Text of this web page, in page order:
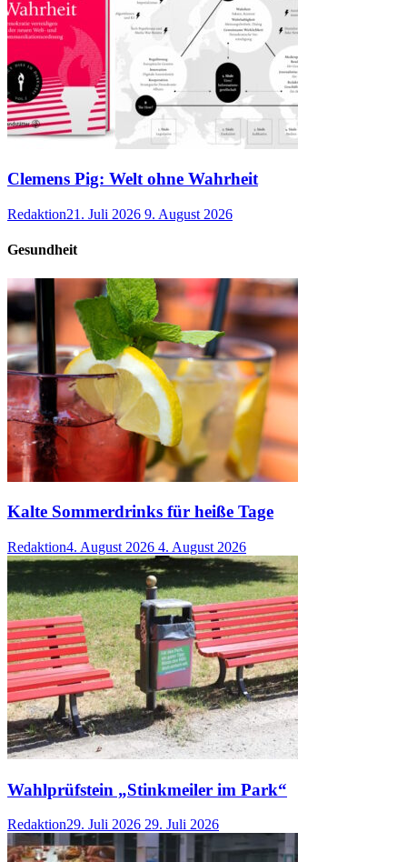
Clemens Pig: Welt ohne Wahrheit
Redaktion21. Juli 2026 9. August 2026
Gesundheit
Kalte Sommerdrinks für heiße Tage
Redaktion4. August 2026 4. August 2026
Wahlprüfstein „Stinkmeiler im Park“
Redaktion29. Juli 2026 29. Juli 2026